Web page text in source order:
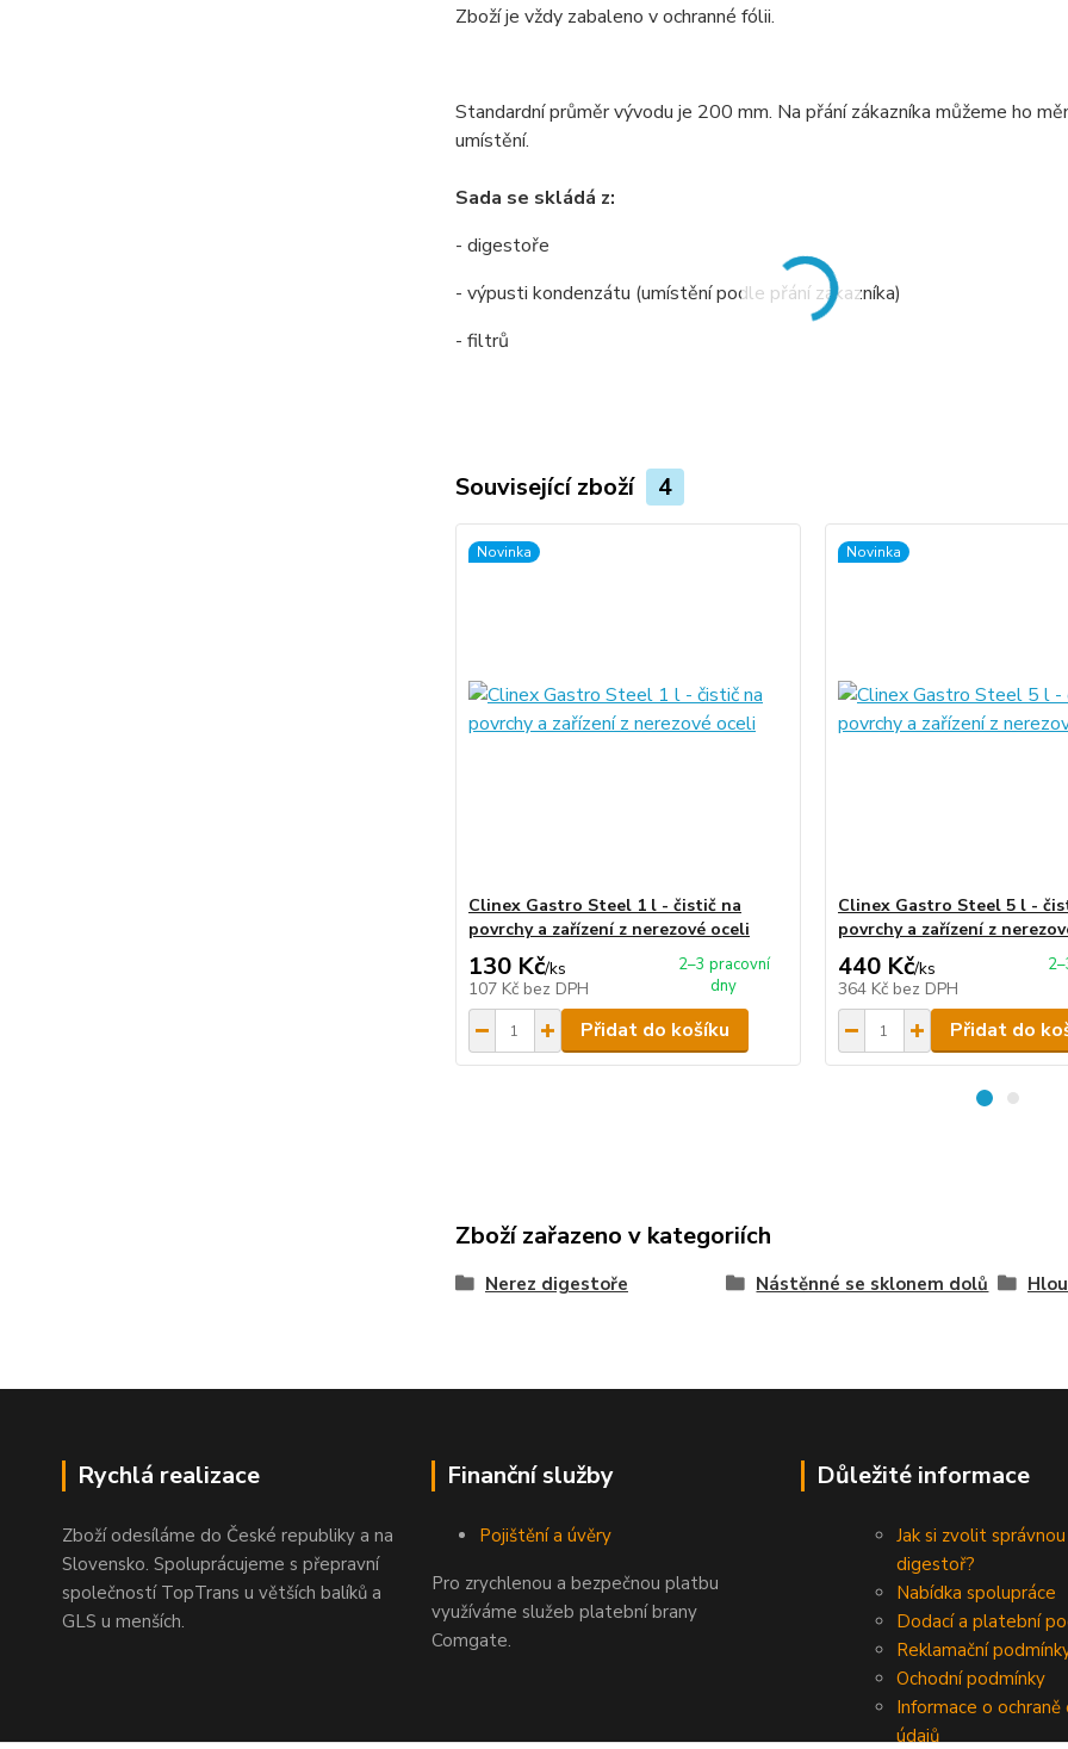
Zboží je vždy zabaleno v ochranné fólii.
Standardní průměr vývodu je 200 mm. Na přání zákazníka můžeme ho
umístění.
Sada se skládá z:
- digestoře
- výpusti kondenzátu (umístění podle přání zákazníka)
- filtrů
Související zboží 4
Novinka
Clinex Gastro Steel 1 l - čistič na
povrchy a zařízení z nerezové oceli
130 Kč/ks
107 Kč bez DPH
2–3 pracovní
dny
Přidat do košíku
Novinka
Clinex Gastro Steel 5 l -
povrchy a zařízení z
440 Kč/ks
364 Kč bez DPH
Přidat do
Zboží zařazeno v kategoriích
Nerez digestoře Nástěnné se sklonem dolů
Rychlá realizace
Zboží odesíláme do České republiky a na
Slovensko. Spoluprácujeme s přepravní
společností TopTrans u větších balíků a
GLS u menších.
Finanční služby
Pojištění a úvěry
Pro zrychlenou a bezpečnou platbu
využíváme služeb platební brany
Comgate.
Důležité informace
Jak si zvolit správnou
digestoř?
Nabídka spolupráce
Dodací a platební
Reklamační
Ochodní podmínky
Informace o ochraně
údajů